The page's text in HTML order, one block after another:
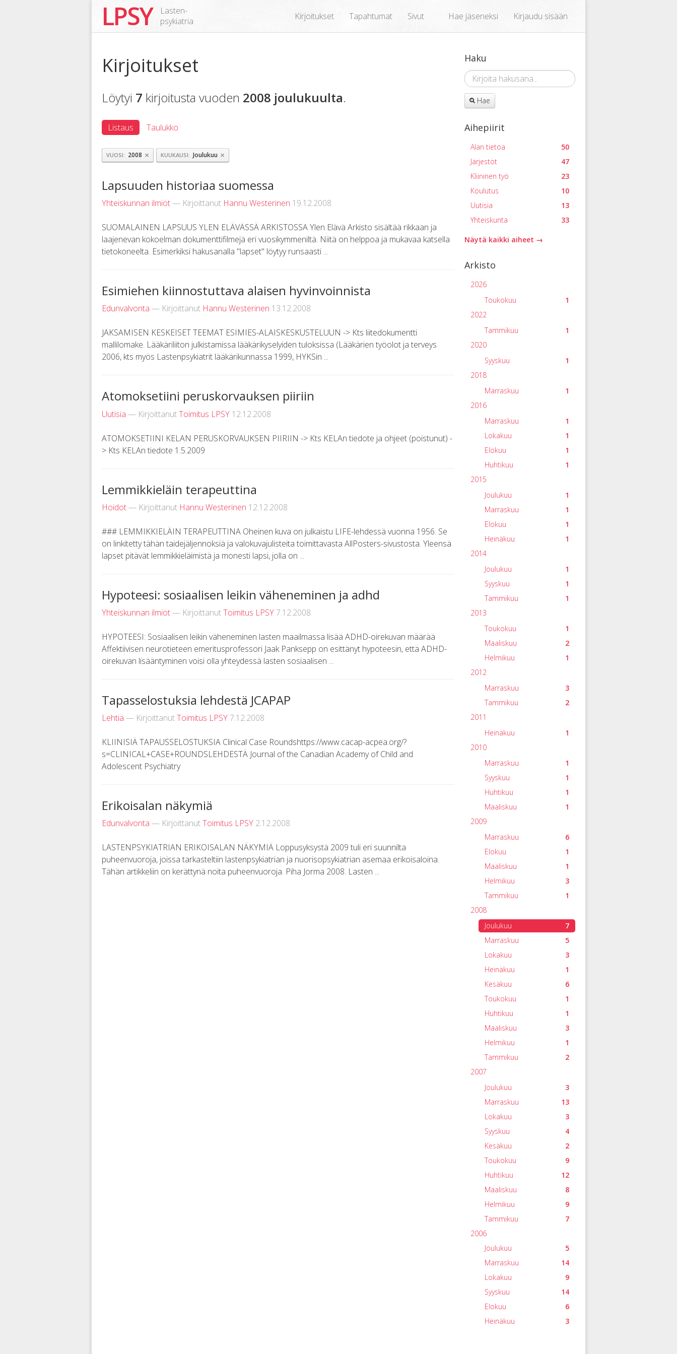
LPSY
Lasten-
psykiatria
Kirjoitukset Tapahtumat Sivut Hae jäseneksi Kirjaudu sisään
Kirjoitukset
Löytyi 7 kirjoitusta vuoden 2008 joulukuulta.
Listaus Taulukko
VUOSI 2008 × KUUKAUSI Joulukuu ×
Lapsuuden historiaa suomessa
Yhteiskunnan ilmiöt— Kirjoittanut Hannu Westerinen 19.12.2008
SUOMALAINEN LAPSUUS YLEN ELÄVÄSSÄ ARKISTOSSA Ylen Elävä Arkisto sisältää rikkaan ja
laajenevan kokoelman dokumenttifilmejä eri vuosikymmeniltä. Niitä on helppoa ja mukavaa katsella
tietokoneelta. Esimerkiksi hakusanalla "lapset" löytyy runsaasti ...
Esimiehen kiinnostuttava alaisen hyvinvoinnista
Edunvalvonta — Kirjoittanut Hannu Westerinen 13.12.2008
JAKSAMISEN KESKEISET TEEMAT ESIMIES-ALAISKESKUSTELUUN -> Kts liitedokumentti
mallilomake. Lääkäriliiton julkistamissa lääkärikyselyiden tuloksissa (Lääkärien työolot ja terveys
2006, kts myös Lastenpsykiatrit lääkärikunnassa 1999, HYKSin ...
Atomoksetiini peruskorvauksen piiriin
Uutisia — KirjoittanutToimitus LPSY 12.12.2008
ATOMOKSETIINI KELAN PERUSKORVAUKSEN PIIRIIN -> Kts KELAn tiedote ja ohjeet (poistunut) -
> Kts KELAn tiedote 1.5.2009
Lemmikkieläin terapeuttina
Hoidot— Kirjoittanut Hannu Westerinen 12.12.2008
### LEMMIKKIELÄIN TERAPEUTTINA Oheinen kuva on julkaistu LIFE-lehdessä vuonna 1956. Se
on linkitetty tähän taidejäljennoksiä ja valokuvajulisteita toimittavasta AllPosters-sivustosta. Yleensä
lapset pitävät lemmikkieläimistä ja monesti lapsi, jolla on ...
Hypoteesi: sosiaalisen leikin väheneminen ja adhd
Yhteiskunnan ilmiöt— KirjoittanutToimitus LPSY7.12.2008
HYPOTEESI: Sosiaalisen leikin väheneminen lasten maailmassa lisää ADHD-oirekuvan määrää
Affektiivisen neurotieteen emeritusprofessori Jaak Panksepp on esittänyt hypoteesin, että ADHD-
oirekuvan lisääntyminen voisi olla yhteydessä lasten sosiaalisen ...
Tapasselostuksia lehdestä JCAPAP
Lehtiä — KirjoittanutToimitus LPSY7.12.2008
KLIINISIÄ TAPAUSSELOSTUKSIA Clinical Case Roundshttps://www.cacap-acpea.org/?
s=CLINICAL+CASE+ROUNDSLEHDESTÄ Journal of the Canadian Academy of Child and
Adolescent Psychiatry
Erikoisalan näkymiä
Edunvalvonta — KirjoittanutToimitus LPSY 2.12.2008
LASTENPSYKIATRIAN ERIKOISALAN NÄKYMIÄ Loppusyksystä 2009 tuli eri suunnilta
puheenvuoroja, joissa tarkasteltiin lastenpsykiatrian ja nuorisopsykiatrian asemaa erikoisaloina.
Tähän artikkeliin on kerättynä noita puheenvuoroja. Piha Jorma 2008. Lasten ...
Haku
Hae
Aihepiirit
50
Alan tietoa
47
Järjestöt
23
Kliininen työ
10
Koulutus
13
Uutisia
33
Yhteiskunta
Näytä kaikki aiheet →
Arkisto
2026
1
Toukokuu
2022
1
Tammikuu
2020
1
Syyskuu
2018
1
Marraskuu
2016
1
Marraskuu
1
Lokakuu
1
Elokuu
1
Huhtikuu
2015
1
Joulukuu
1
Marraskuu
1
Elokuu
1
Heinäkuu
2014
1
Joulukuu
1
Syyskuu
1
Tammikuu
2013
1
Toukokuu
2
Maaliskuu
1
Helmikuu
2012
3
Marraskuu
2
Tammikuu
2011
1
Heinäkuu
2010
1
Marraskuu
1
Syyskuu
1
Huhtikuu
1
Maaliskuu
2009
6
Marraskuu
1
Elokuu
1
Maaliskuu
3
Helmikuu
1
Tammikuu
2008
7
Joulukuu
5
Marraskuu
3
Lokakuu
1
Heinäkuu
6
Kesäkuu
1
Toukokuu
1
Huhtikuu
3
Maaliskuu
1
Helmikuu
2
Tammikuu
2007
3
Joulukuu
13
Marraskuu
3
Lokakuu
4
Syyskuu
2
Kesäkuu
9
Toukokuu
12
Huhtikuu
8
Maaliskuu
9
Helmikuu
7
Tammikuu
2006
5
Joulukuu
14
Marraskuu
9
Lokakuu
14
Syyskuu
6
Elokuu
3
Heinäkuu